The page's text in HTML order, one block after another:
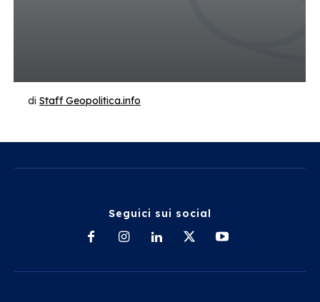
di Staff Geopolitica.info
Seguici sui social